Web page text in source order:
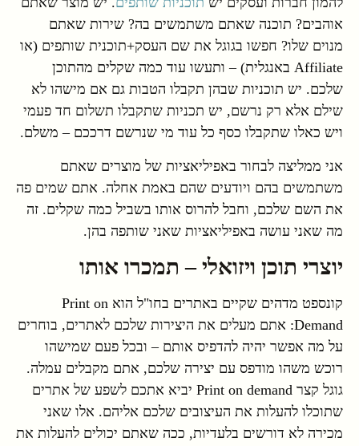
אוהבים? תוכנה שאתם משתמשים בה? שירות שאתם
מנוים שלו? חפשו בגוגל את שם העסק+תוכנית שותפים (או
Affiliate באנגלית) – ותעשו עוד כמה שקלים מהתוכן
שלכם. יש תוכניות שבהן תקבלו הטבות גם אם מישהו לא
שילם אלא רק נרשם, יש תכניות שתקבלו תשלום חד פעמי
ויש כאלו שתקבלו כסף כל עוד מי שנרשם דרככם – משלם.
אני ממליצה לבחור באפיליאציות של מוצרים שאתם
משתמשים בהם ויודעים שהם באמת אחלה. אתם שמים פה
את השם שלכם, וחבל להרוס אותו בשביל כמה שקלים. זה
מה שאני עושה באפיליאציות שאני שותפה בהן.
יוצרי תוכן ויזואלי – תמכרו אותו
קונספט מדהים שקיים באתרים בחו"ל הוא Print on
Demand: אתם מעלים את היצירות שלכם לאתרים, בוחרים
על מה אפשר יהיה להדפיס אותם – ובכל פעם שמישהו
רוכש משהו מודפס עם יצירה שלכם, אתם מקבלים עמלה.
גוגל קצר Print on demand יביא אתכם לשפע של אתרים
שתוכלו להעלות את העיצובים שלכם אליהם. אלו שאני
מכירה לא דורשים בלעדיות, ככה שאתם יכולים להעלות את